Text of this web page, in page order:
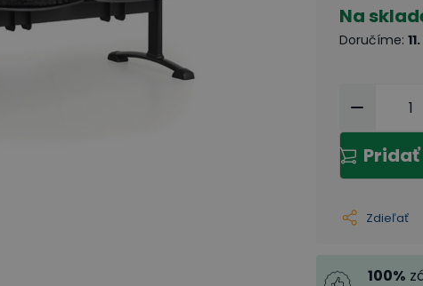
Na
Doručíme:
Zdieľať
100%